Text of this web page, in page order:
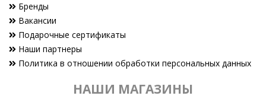
Бренды
Вакансии
Подарочные сертификаты
Наши партнеры
Политика в отношении обработки персональных данных
НАШИ МАГАЗИНЫ